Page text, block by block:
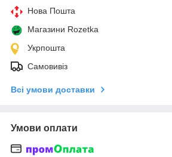
Нова Пошта
Магазини Rozetka
Укрпошта
Самовивіз
Всі умови доставки
Умови оплати